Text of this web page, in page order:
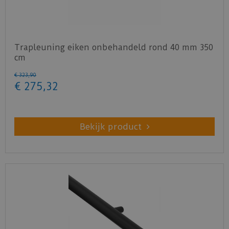
Trapleuning eiken onbehandeld rond 40 mm 350
cm
€ 323,90
€ 275,32
Bekijk product